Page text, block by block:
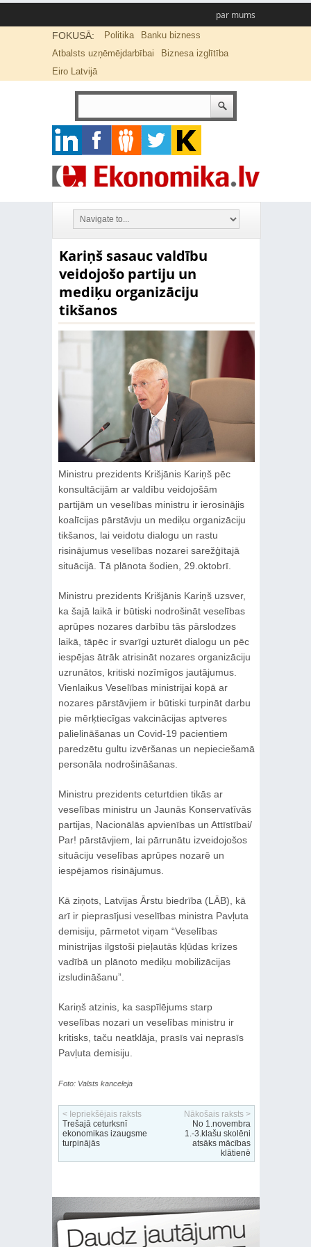
par mums
FOKUSĀ: Politika
Banku bizness
Atbalsts uzņēmējdarbībai
Biznesa izglītība
Eiro Latvijā
Kariņš sasauc valdību
veidojošo partiju un
mediķu organizāciju
tikšanos
Ministru prezidents Krišjānis Kariņš pēc
konsultācijām ar valdību veidojošām
partijām un veselības ministru ir ierosinājis
koalīcijas pārstāvju un mediķu organizāciju
tikšanos, lai veidotu dialogu un rastu
risinājumus veselības nozarei sarežģītajā
situācijā. Tā plānota šodien, 29.oktobrī.
Ministru prezidents Krišjānis Kariņš uzsver,
ka šajā laikā ir būtiski nodrošināt veselības
aprūpes nozares darbību tās pārslodzes
laikā, tāpēc ir svarīgi uzturēt dialogu un pēc
iespējas ātrāk atrisināt nozares organizāciju
uzrunātos, kritiski nozīmīgos jautājumus.
Vienlaikus Veselības ministrijai kopā ar
nozares pārstāvjiem ir būtiski turpināt darbu
pie mērķtiecīgas vakcinācijas aptveres
palielināšanas un Covid-19 pacientiem
paredzētu gultu izvēršanas un nepieciešamā
personāla nodrošināšanas.
Ministru prezidents ceturtdien tikās ar
veselības ministru un Jaunās Konservatīvās
partijas, Nacionālās apvienības un Attīstībai/
Par! pārstāvjiem, lai pārrunātu izveidojošos
situāciju veselības aprūpes nozarē un
iespējamos risinājumus.
Kā ziņots, Latvijas Ārstu biedrība (LĀB), kā
arī ir pieprasījusi veselības ministra Pavļuta
demisiju, pārmetot viņam “Veselības
ministrijas ilgstoši pieļautās kļūdas krīzes
vadībā un plānoto mediķu mobilizācijas
izsludināšanu”.
Kariņš atzinis, ka saspīlējums starp
veselības nozari un veselības ministru ir
kritisks, taču neatklāja, prasīs vai neprasīs
Pavļuta demisiju.
Foto: Valsts kanceleja
< Iepriekšējais raksts
Trešajā ceturksnī
ekonomikas izaugsme
turpinājās
Nākošais raksts >
No 1.novembra
1.-3.klašu skolēni
atsāks mācības
klātienē